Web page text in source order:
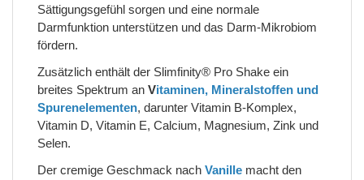
Sättigungsgefühl sorgen und eine normale
Darmfunktion unterstützen und das Darm-Mikrobiom
fördern.
Zusätzlich enthält der Slimfinity® Pro Shake ein
breites Spektrum an Vitaminen, Mineralstoffen und
Spurenelementen, darunter Vitamin B-Komplex,
Vitamin D, Vitamin E, Calcium, Magnesium, Zink und
Selen.
Der cremige Geschmack nach Vanille macht den